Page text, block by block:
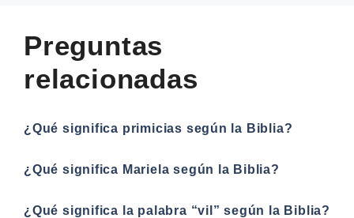
Preguntas
relacionadas
¿Qué significa primicias según la Biblia?
¿Qué significa Mariela según la Biblia?
¿Qué significa la palabra “vil” según la Biblia?